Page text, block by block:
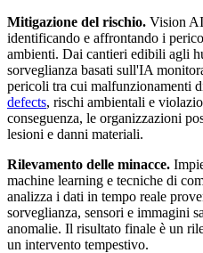
Mitigazione del rischio. Vision
identificando e affrontando i
ambienti. Dai cantieri edibili agli
sorveglianza basati sull'IA
pericoli tra cui malfunzionamenti
defects, rischi ambientali e
conseguenza, le organizzazioni
lesioni e danni materiali.
Rilevamento delle minacce.
machine learning e tecniche di
analizza i dati in tempo reale
sorveglianza, sensori e immagini
anomalie. Il risultato finale è un
un intervento tempestivo.